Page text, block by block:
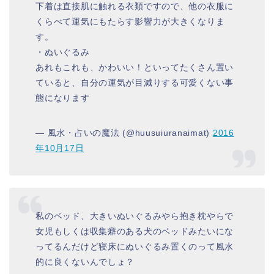
下着は直接肌に触れる衣類ですので、他の衣服に
くらべて運気にもたらす影響力が大きくなりま
す。
・ぬいぐるみ
あれもこれも、かわいい！といってたくさん置い
ていると、自分の運気が目減りする可愛くない事
態になります
— 風水・占いの魔法 (@huusuiuranaimat) 2016
年10月17日
私のベッド、大きいぬいぐるみやら抱き枕やらで
女児もしくは収集癖のある犬のベッドみたいにな
ってるんだけど寝床にぬいぐるみ置くのって風水
的に良くないんでしょ？